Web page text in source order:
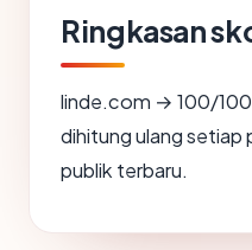
Ringkasan
linde.com → 100/
dihitung ulang setiap
publik terbaru.